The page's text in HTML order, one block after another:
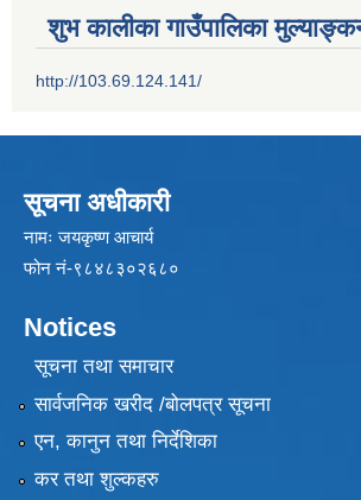
शुभ कालीका गाउँपालिका
http://103.69.124.141/
सूचना अधीकारी
नामः जयकृष्ण आचार्य
फोन नं-९८४८३०२६८०
Notices
सूचना तथा समाचार
सार्वजनिक खरीद /बोलपत्र सूचना
एन, कानुन तथा निर्देशिका
कर तथा शुल्कहरु